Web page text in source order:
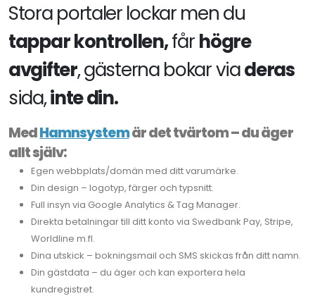
Stora portaler lockar men du
tappar kontrollen,fårhögre
avgifter, gästerna bokar viaderas
sida,inte din.
MedHamnsystemär det tvärtom – du äger
allt själv:
Egen webbplats/domän med ditt varumärke.
Din design – logotyp, färger och typsnitt.
Full insyn via Google Analytics & Tag Manager.
Direkta betalningar till ditt konto via Swedbank Pay, Stripe,
Worldline m.fl.
Dina utskick – bokningsmail och SMS skickas från ditt namn.
Din gästdata – du äger och kan exportera hela
kundregistret.